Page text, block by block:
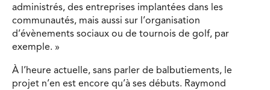
administrés, des entreprises implantées dans les
communautés, mais aussi sur l’organisation
d’évènements sociaux ou de tournois de golf, par
exemple. »
À l’heure actuelle, sans parler de balbutiements, le
projet n’en est encore qu’à ses débuts. Raymond